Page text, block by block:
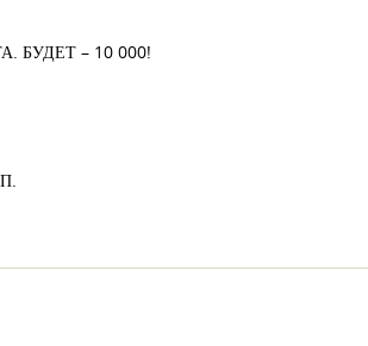
БУДЕТ – 10 000!